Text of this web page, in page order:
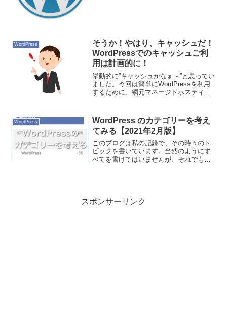
WordPress
そうか！やはり、キャッシュだ！
WordPressでのキャッシュご利
用は計画的に！
挙動的に”キャッシュかなぁ～”と思ってい
ました。今回は簡単にWordPressを利用
するために、網元マネージドホスティン
AMIのWordPressにはプラグインの一つ
に...
WordPress
WordPress のカテゴリーを考え
てみる【2021年2月版】
このブログは私の記録で、その時々のト
ピックを書いています。当然のようにす
べてを書けてはいませんが、それでも興
スポンサーリンク